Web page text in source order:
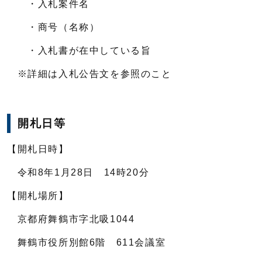
・入札案件名
・商号（名称）
・入札書が在中している旨
※詳細は入札公告文を参照のこと
開札日等
【開札日時】
令和8年1月28日 14時20分
【開札場所】
京都府舞鶴市字北吸1044
舞鶴市役所別館6階 611会議室